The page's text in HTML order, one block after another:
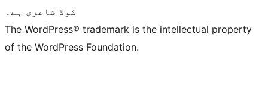
کوڈ شاعری ہے۔
The WordPress® trademark is the intellectual property
of the WordPress Foundation.